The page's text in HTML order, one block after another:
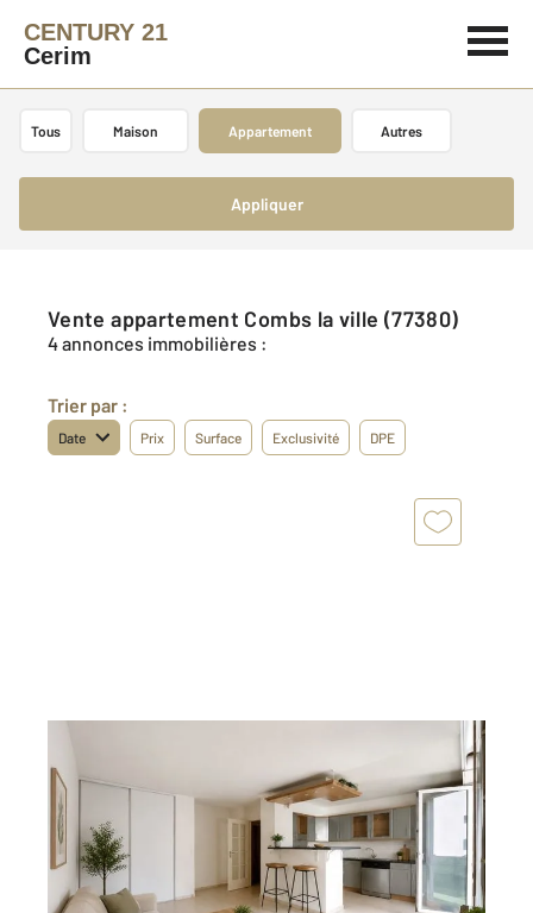
CENTURY 21
Cerim
Tous Maison Appartement Autres
Appliquer
Vente appartement Combs la ville (77380)
4 annonces immobilières :
Trier par :
Date Prix Surface Exclusivité DPE
65,50 m
Ref : 28046
Appartement à vendre
230 000 €